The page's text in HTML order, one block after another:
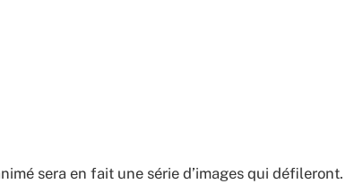
sera en fait une série d’images qui défileront.